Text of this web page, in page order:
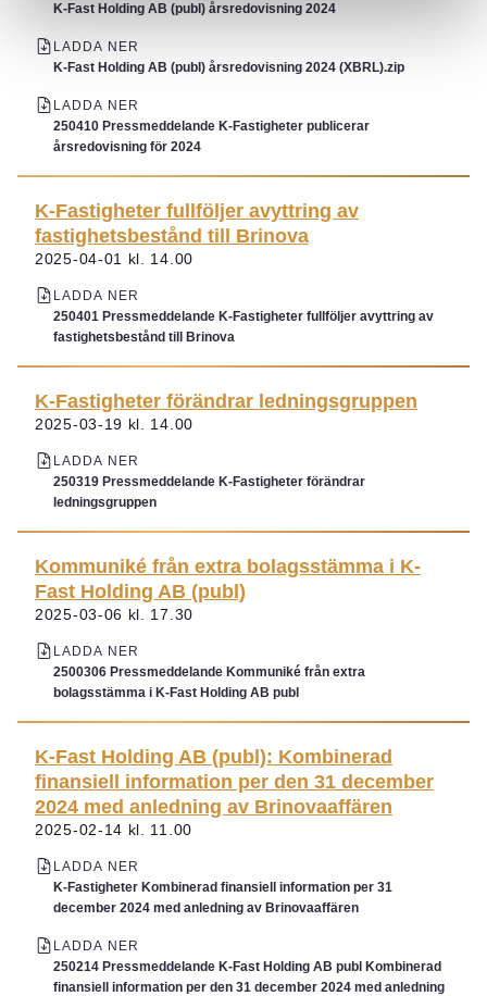
K-Fast Holding AB (publ) årsredovisning 2024
LADDA NER
K-Fast Holding AB (publ) årsredovisning 2024 (XBRL).zip
LADDA NER
250410 Pressmeddelande K-Fastigheter publicerar
årsredovisning för 2024
K-Fastigheter fullföljer avyttring av
fastighetsbestånd till Brinova
2025-04-01 kl. 14.00
LADDA NER
250401 Pressmeddelande K-Fastigheter fullföljer avyttring av
fastighetsbestånd till Brinova
K-Fastigheter förändrar ledningsgruppen
2025-03-19 kl. 14.00
LADDA NER
250319 Pressmeddelande K-Fastigheter förändrar
ledningsgruppen
Kommuniké från extra bolagsstämma i K-
Fast Holding AB (publ)
2025-03-06 kl. 17.30
LADDA NER
2500306 Pressmeddelande Kommuniké från extra
bolagsstämma i K-Fast Holding AB publ
K-Fast Holding AB (publ): Kombinerad
finansiell information per den 31 december
2024 med anledning av Brinovaaffären
2025-02-14 kl. 11.00
LADDA NER
K-Fastigheter Kombinerad finansiell information per 31
december 2024 med anledning av Brinovaaffären
LADDA NER
250214 Pressmeddelande K-Fast Holding AB publ Kombinerad
finansiell information per den 31 december 2024 med anledning